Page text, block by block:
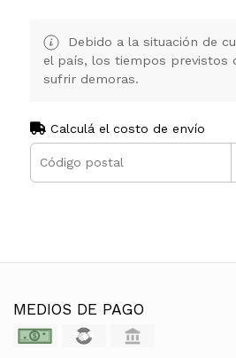
Debido a la situación de
el país, los tiempos previstos
sufrir demoras.
Calculá el costo de envío
MEDIOS DE PAGO